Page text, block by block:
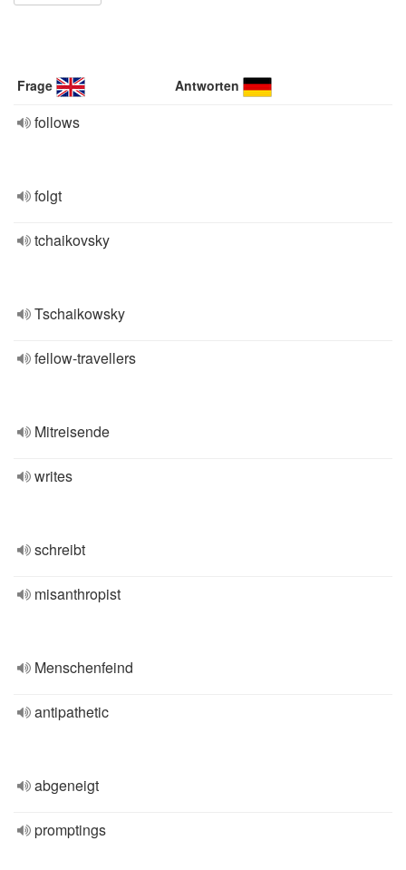
Frage Antworten
follows
folgt
tchaikovsky
Tschaikowsky
fellow-travellers
Mitreisende
writes
schreibt
misanthropist
Menschenfeind
antipathetic
abgeneigt
promptings